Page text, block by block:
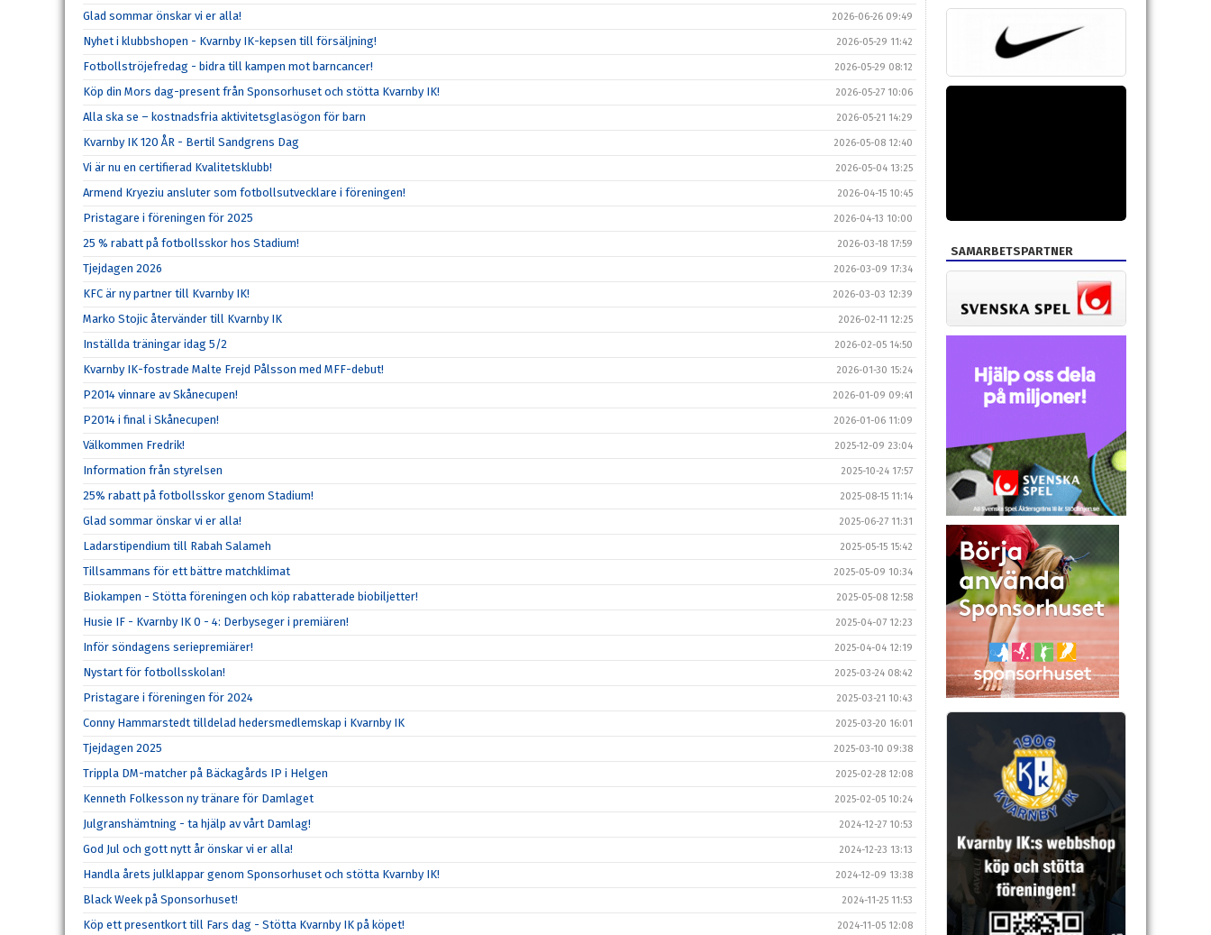
Glad sommar önskar vi er alla! 2026-06-26 09:49
Nyhet i klubbshopen - Kvarnby IK-kepsen till försäljning! 2026-05-29 11:42
Fotbollströjefredag - bidra till kampen mot barncancer! 2026-05-29 08:12
Köp din Mors dag-present från Sponsorhuset och stötta Kvarnby IK! 2026-05-27 10:06
Alla ska se – kostnadsfria aktivitetsglasögon för barn 2026-05-21 14:29
Kvarnby IK 120 ÅR - Bertil Sandgrens Dag 2026-05-08 12:40
Vi är nu en certifierad Kvalitetsklubb! 2026-05-04 13:25
Armend Kryeziu ansluter som fotbollsutvecklare i föreningen! 2026-04-15 10:45
Pristagare i föreningen för 2025 2026-04-13 10:00
25 % rabatt på fotbollsskor hos Stadium! 2026-03-18 17:59
Tjejdagen 2026 2026-03-09 17:34
KFC är ny partner till Kvarnby IK! 2026-03-03 12:39
Marko Stojic återvänder till Kvarnby IK 2026-02-11 12:25
Inställda träningar idag 5/2 2026-02-05 14:50
Kvarnby IK-fostrade Malte Frejd Pålsson med MFF-debut! 2026-01-30 15:24
P2014 vinnare av Skånecupen! 2026-01-09 09:41
P2014 i final i Skånecupen! 2026-01-06 11:09
Välkommen Fredrik! 2025-12-09 23:04
Information från styrelsen 2025-10-24 17:57
25% rabatt på fotbollsskor genom Stadium! 2025-08-15 11:14
Glad sommar önskar vi er alla! 2025-06-27 11:31
Ladarstipendium till Rabah Salameh 2025-05-15 15:42
Tillsammans för ett bättre matchklimat 2025-05-09 10:34
Biokampen - Stötta föreningen och köp rabatterade biobiljetter! 2025-05-08 12:58
Husie IF - Kvarnby IK 0 - 4: Derbyseger i premiären! 2025-04-07 12:23
Inför söndagens seriepremiärer! 2025-04-04 12:19
Nystart för fotbollsskolan! 2025-03-24 08:42
Pristagare i föreningen för 2024 2025-03-21 10:43
Conny Hammarstedt tilldelad hedersmedlemskap i Kvarnby IK 2025-03-20 16:01
Tjejdagen 2025 2025-03-10 09:38
Trippla DM-matcher på Bäckagårds IP i Helgen 2025-02-28 12:08
Kenneth Folkesson ny tränare för Damlaget 2025-02-05 10:24
Julgranshämtning - ta hjälp av vårt Damlag! 2024-12-27 10:53
God Jul och gott nytt år önskar vi er alla! 2024-12-23 13:13
Handla årets julklappar genom Sponsorhuset och stötta Kvarnby IK! 2024-12-09 13:38
Black Week på Sponsorhuset! 2024-11-25 11:53
Köp ett presentkort till Fars dag - Stötta Kvarnby IK på köpet! 2024-11-05 12:08
SAMARBETSPARTNER